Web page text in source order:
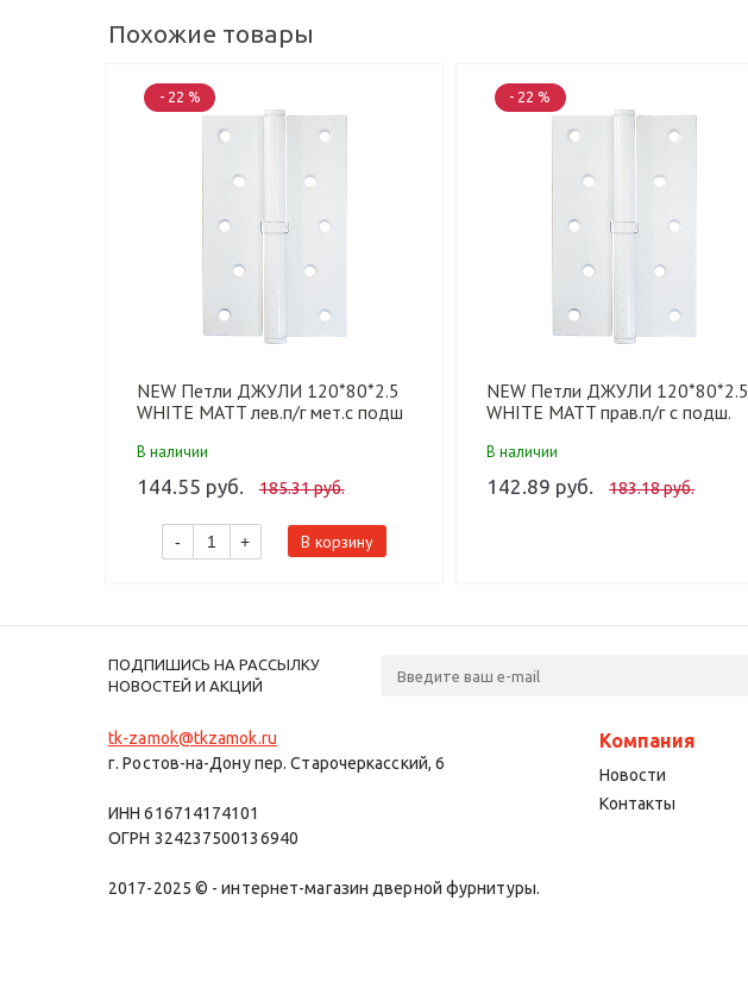
Похожие товары
- 22 %
NEW Петли ДЖУЛИ 120*80*2.5
WHITE MATT лев.п/г мет.с подш
В наличии
144.55 руб. 185.31 руб.
- + В корзину
- 22 %
NEW Петли ДЖУЛИ 120*80*2.5
WHITE MATT прав.п/г с подш.
В наличии
142.89 руб. 183.18 руб.
ПОДПИШИСЬ НА РАССЫЛКУ
НОВОСТЕЙ И АКЦИЙ
tk-zamok@tkzamok.ru
г. Ростов-на-Дону пер. Старочеркасский, 6
ИНН 616714174101
ОГРН 324237500136940
2017-2025 © - интернет-магазин дверной фурнитуры.
Компания
Новости
Контакты